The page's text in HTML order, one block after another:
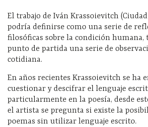
El trabajo de Iván Krassoievitch (Ciudad
podría definirse como una serie de
filosóficas sobre la condición humana,
punto de partida una serie de
cotidiana.
En años recientes Krassoievitch se ha
cuestionar y descifrar el lenguaje
particularmente en la poesía, desde
el artista se pregunta si existe la
poemas sin utilizar lenguaje escrito.